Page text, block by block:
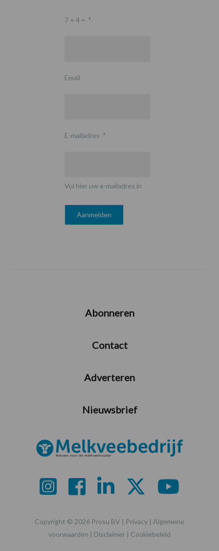
7 + 4 = *
Email
E-mailadres *
Vul hier uw e-mailadres in
Abonneren
Contact
Adverteren
Nieuwsbrief
Copyright © 2026 Prosu BV | Privacy | Algemene
voorwaarden | Disclaimer | Cookiebeleid